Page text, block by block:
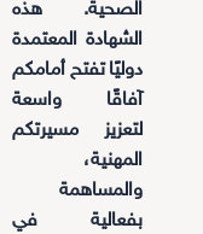
الصحية. هذه
الشهادة المعتمدة
دوليًا تفتح أمامكم
آفاقًا واسعة
لتعزيز مسيرتكم
المهنية،
والمساهمة
بفعالية في